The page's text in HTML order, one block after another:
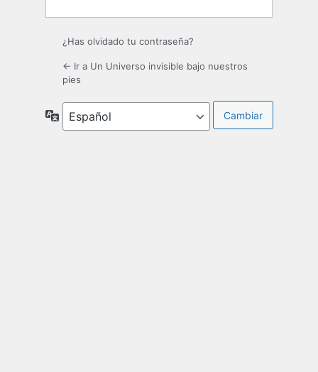
¿Has olvidado tu contraseña?
← Ir a Un Universo invisible bajo nuestros
pies
Idioma